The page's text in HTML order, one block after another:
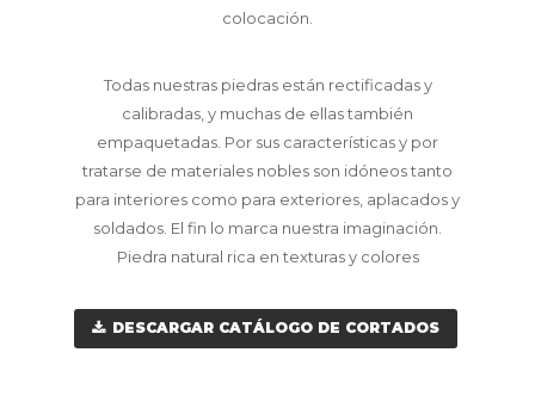
colocación.
Todas nuestras piedras están rectificadas y
calibradas, y muchas de ellas también
empaquetadas. Por sus características y por
tratarse de materiales nobles son idóneos tanto
para interiores como para exteriores, aplacados y
soldados. El fin lo marca nuestra imaginación.
Piedra natural rica en texturas y colores
DESCARGAR CATÁLOGO DE CORTADOS